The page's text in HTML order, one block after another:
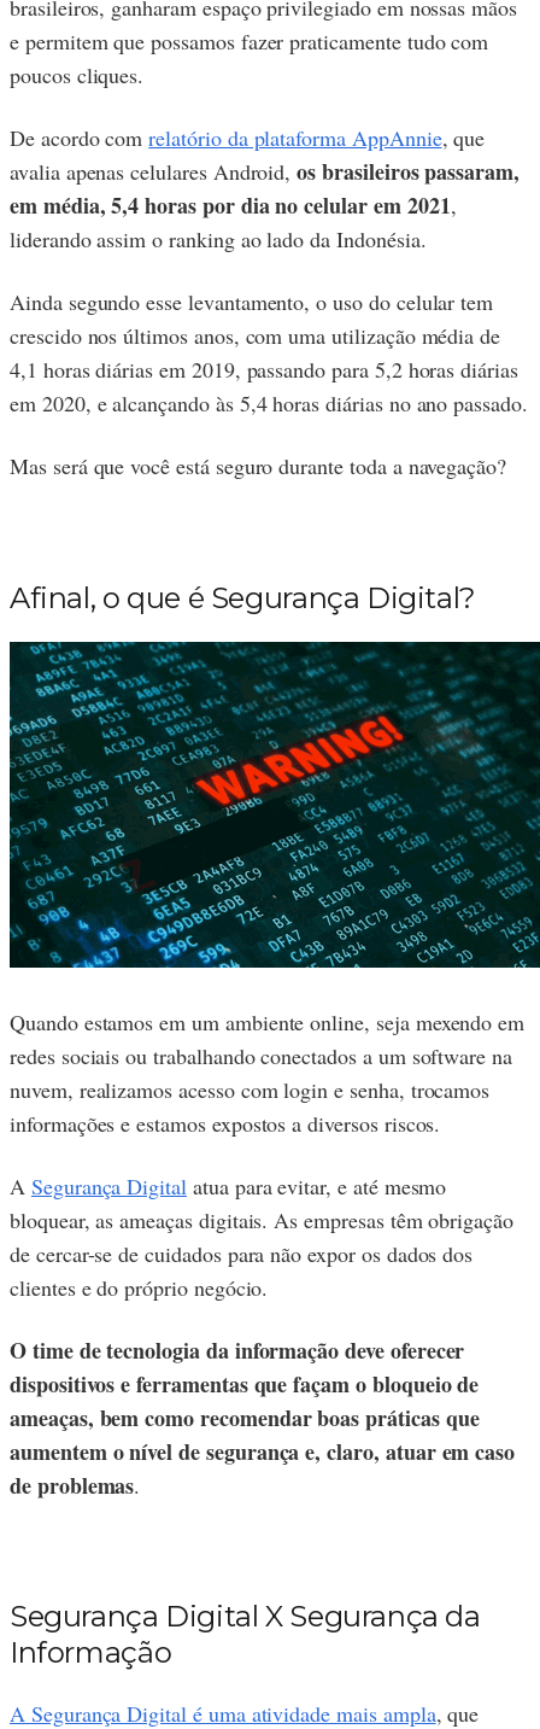
brasileiros, ganharam espaço privilegiado em nossas mãos
e permitem que possamos fazer praticamente tudo com
poucos cliques.
De acordo comrelatório da plataforma AppAnnie, que
avalia apenas celulares Android,os brasileiros passaram,
em média, 5,4 horas por dia no celular em 2021,
liderando assim o ranking ao lado da Indonésia.
Ainda segundo esse levantamento, o uso do celular tem
crescido nos últimos anos, com uma utilização média de
4,1 horas diárias em 2019, passando para 5,2 horas diárias
em 2020, e alcançando às 5,4 horas diárias no ano passado.
Mas será que você está seguro durante toda a navegação?
Afinal, o que é Segurança Digital?
Quando estamos em um ambiente online, seja mexendo em
redes sociais ou trabalhando conectados a um software na
nuvem, realizamos acesso com login e senha, trocamos
informações e estamos expostos a diversos riscos.
A Segurança Digital atua para evitar, e até mesmo
bloquear, as ameaças digitais. As empresas têm obrigação
de cercar-se de cuidados para não expor os dados dos
clientes e do próprio negócio.
O time de tecnologia da informação deve oferecer
dispositivos e ferramentas que façam o bloqueio de
ameaças, bem como recomendar boas práticas que
aumentem o nível de segurança e, claro, atuar em caso
de problemas.
Segurança Digital X Segurança da
Informação
A Segurança Digital é uma atividade mais ampla, que